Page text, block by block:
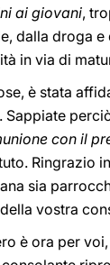
ai giovani,
dalla droga
in via di
è stata
Sappiate
con il
Ringrazio
sia
vostra
è ora per